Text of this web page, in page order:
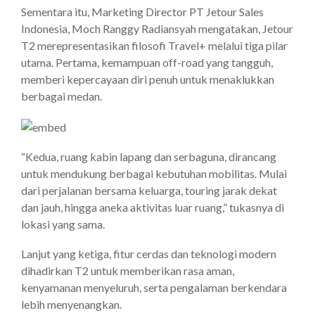
Sementara itu, Marketing Director PT Jetour Sales
Indonesia, Moch Ranggy Radiansyah mengatakan, Jetour
T2 merepresentasikan filosofi Travel+ melalui tiga pilar
utama. Pertama, kemampuan off-road yang tangguh,
memberi kepercayaan diri penuh untuk menaklukkan
berbagai medan.
“Kedua, ruang kabin lapang dan serbaguna, dirancang
untuk mendukung berbagai kebutuhan mobilitas. Mulai
dari perjalanan bersama keluarga, touring jarak dekat
dan jauh, hingga aneka aktivitas luar ruang,” tukasnya di
lokasi yang sama.
Lanjut yang ketiga, fitur cerdas dan teknologi modern
dihadirkan T2 untuk memberikan rasa aman,
kenyamanan menyeluruh, serta pengalaman berkendara
lebih menyenangkan.